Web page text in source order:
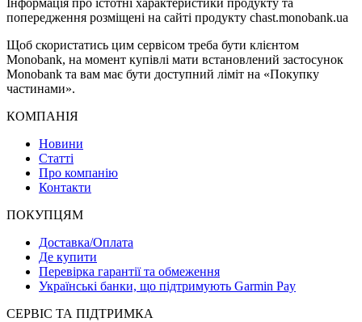
Інформація про істотні характеристики продукту та
попередження розміщені на сайті продукту chast.monobank.ua
Щоб скористатись цим сервісом треба бути клієнтом
Monobank, на момент купівлі мати встановлений застосунок
Monobank та вам має бути доступний ліміт на «Покупку
частинами».
КОМПАНІЯ
Новини
Статті
Про компанію
Контакти
ПОКУПЦЯМ
Доставка/Оплата
Де купити
Перевірка гарантії та обмеження
Українські банки, що підтримують Garmin Pay
СЕРВІС ТА ПІДТРИМКА